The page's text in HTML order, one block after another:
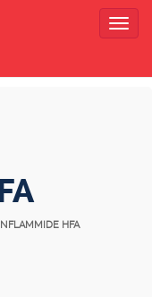
HFA